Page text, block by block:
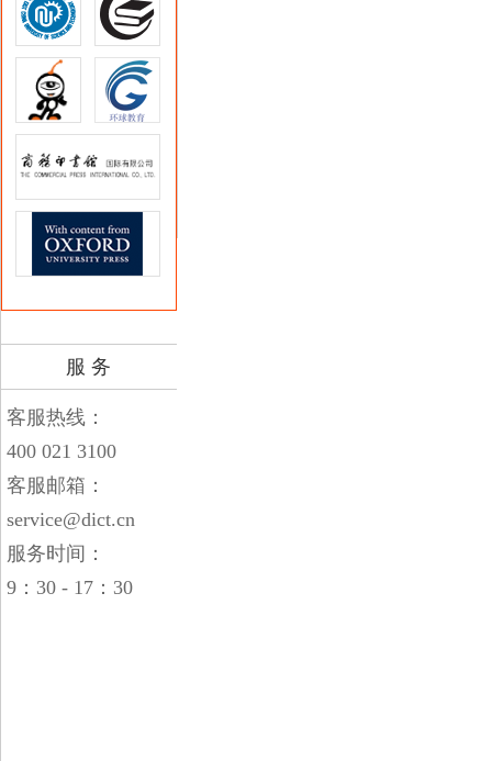
服 务
客服热线：
400 021 3100
客服邮箱：
service@dict.cn
服务时间：
9：30 - 17：30